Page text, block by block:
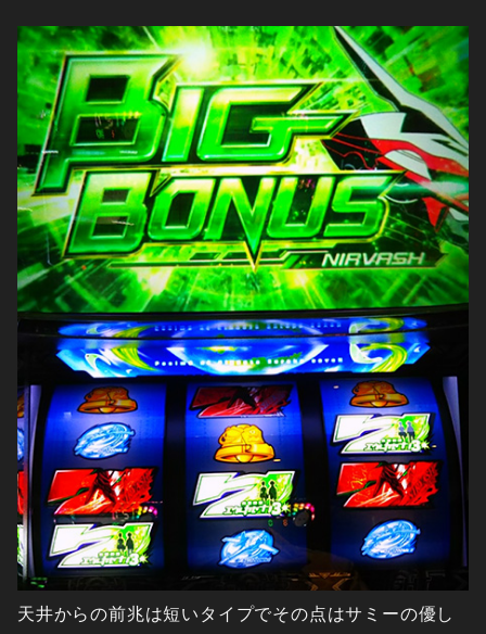
天井からの前兆は短いタイプでその点はサミーの優し